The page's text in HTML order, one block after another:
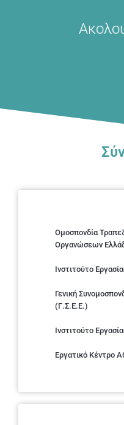
Ομοσπονδία
Οργανώσεων
Ινστιτούτο
Γενική
(Γ.Σ.Ε.Ε.)
Ινστιτούτο
Εργατικό Κέντρο